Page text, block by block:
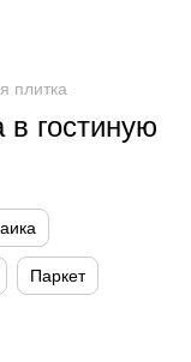
плитка
в гостиную
Паркет